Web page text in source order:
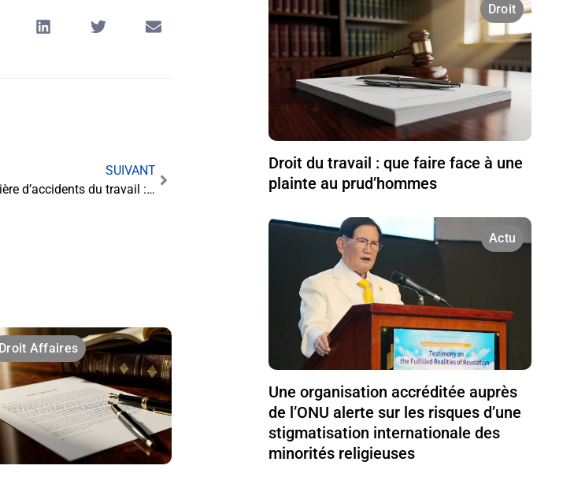
SUIVANT
La jurisprudence en matière d’accidents du travail : une protection renforcée pour les salariés
Droit Affaires
Droit
Droit du travail : que faire face à une
plainte au prud’hommes
Actu
Une organisation accréditée auprès
de l’ONU alerte sur les risques d’une
stigmatisation internationale des
minorités religieuses